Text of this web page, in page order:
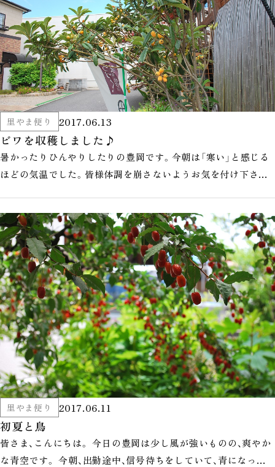
里やま便り 2017.06.13
ビワを収穫しました♪
暑かったりひんやりしたりの豊岡です。今朝は「寒い」と感じる
ほどの気温でした。皆様体調を崩さないようお気を付け下さい
里やま便り 2017.06.11
初夏と鳥
皆さま、こんにちは。 今日の豊岡は少し風が強いものの、爽やか
な青空です。 今朝、出勤途中、信号待ちをしていて、青になって